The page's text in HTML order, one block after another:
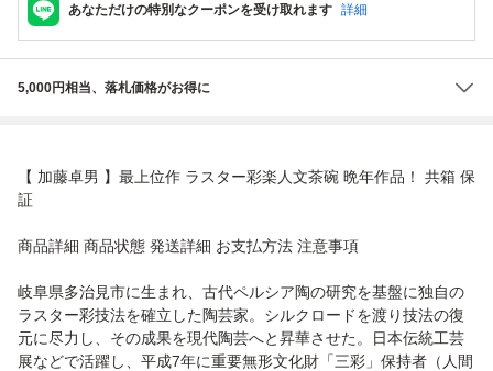
あなただけの特別なクーポンを受け取れます 詳細
5,000円相当、落札価格がお得に
【 加藤卓男 】最上位作 ラスター彩楽人文茶碗 晩年作品！ 共箱 保
証
商品詳細 商品状態 発送詳細 お支払方法 注意事項
岐阜県多治見市に生まれ、古代ペルシア陶の研究を基盤に独自の
ラスター彩技法を確立した陶芸家。シルクロードを渡り技法の復
元に尽力し、その成果を現代陶芸へと昇華させた。日本伝統工芸
展などで活躍し、平成7年に重要無形文化財「三彩」保持者（人間